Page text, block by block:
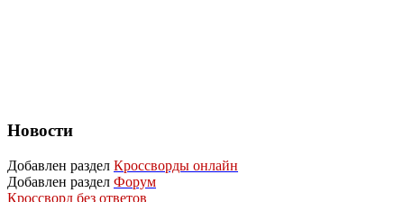
Новости
Добавлен раздел Кроссворды онлайн
Добавлен раздел Форум
Кроссворд без ответов